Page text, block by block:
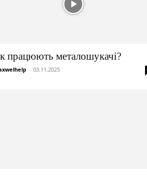
працюють металошукачі?
- 03.11.2025